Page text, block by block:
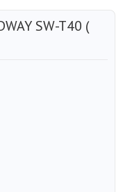
SW-T40 (